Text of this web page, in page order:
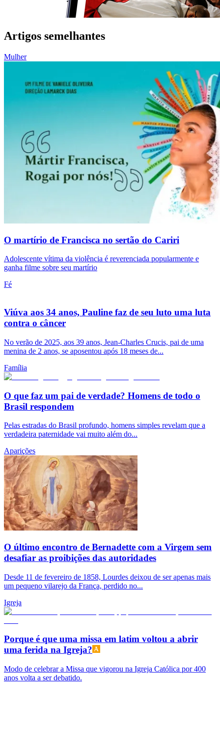
Artigos semelhantes
Mulher
O martírio de Francisca no sertão do Cariri
Adolescente vítima da violência é reverenciada popularmente e
ganha filme sobre seu martírio
Fé
Viúva aos 34 anos, Pauline faz de seu luto uma luta
contra o câncer
No verão de 2025, aos 39 anos, Jean-Charles Crucis, pai de uma
menina de 2 anos, se aposentou após 18 meses de...
Família
O que faz um pai de verdade? Homens de todo o
Brasil respondem
Pelas estradas do Brasil profundo, homens simples revelam que a
verdadeira paternidade vai muito além do...
Aparições
O último encontro de Bernadette com a Virgem sem
desafiar as proibições das autoridades
Desde 11 de fevereiro de 1858, Lourdes deixou de ser apenas mais
um pequeno vilarejo da França, perdido no...
Igreja
Porque é que uma missa em latim voltou a abrir
uma ferida na Igreja?
Modo de celebrar a Missa que vigorou na Igreja Católica por 400
anos volta a ser debatido.